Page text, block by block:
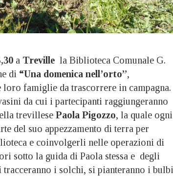
a Treville la Biblioteca Comunale G.
di “Una domenica nell’orto”,
famiglie da trascorrere in campagna.
da cui i partecipanti raggiungeranno
trevillese Paola Pigozzo, la quale ogni
del suo appezzamento di terra per
e coinvolgerli nelle operazioni di
sotto la guida di Paola stessa e degli
i solchi, si pianteranno i bulbi